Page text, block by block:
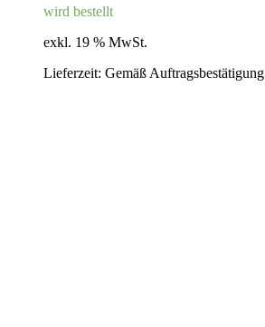
wird bestellt
exkl. 19 % MwSt.
Lieferzeit: Gemäß Auftragsbestätigung